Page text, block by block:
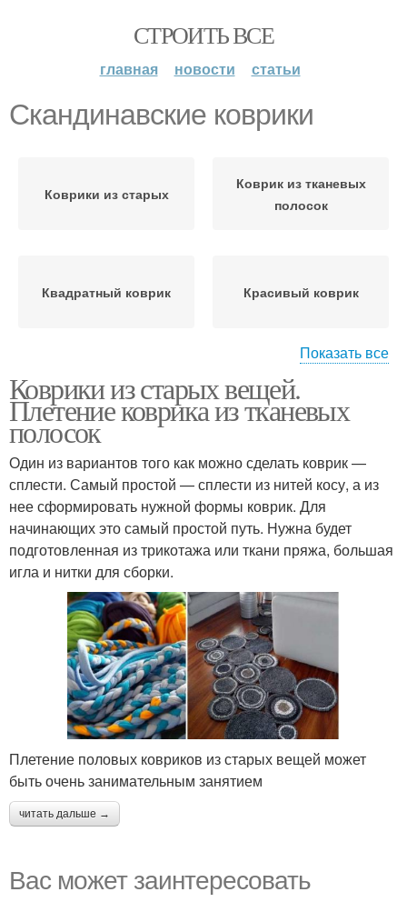
СТРОИТЬ ВСЕ
главная новости статьи
Скандинавские коврики
Коврики из старых
Коврик из тканевых
полосок
Квадратный коврик Красивый коврик
Коврик из старых Мягкие коврики
Коврик из флиса Коврик из помпонов
Показать все
Коврики из старых вещей.
Плетение коврика из тканевых
полосок
Один из вариантов того как можно сделать коврик —
сплести. Самый простой — сплести из нитей косу, а из
нее сформировать нужной формы коврик. Для
начинающих это самый простой путь. Нужна будет
подготовленная из трикотажа или ткани пряжа, большая
игла и нитки для сборки.
Плетение половых ковриков из старых вещей может
быть очень занимательным занятием
читать дальше →
Вас может заинтересовать